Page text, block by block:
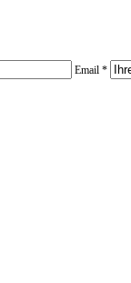
Email *